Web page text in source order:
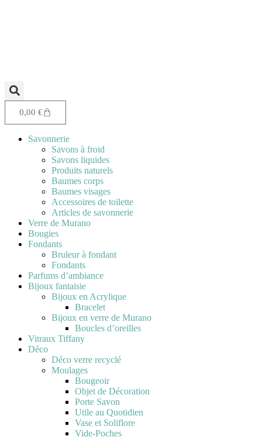
0,00 €
Savonnerie
Savons à froid
Savons liquides
Produits naturels
Baumes corps
Baumes visages
Accessoires de toilette
Articles de savonnerie
Verre de Murano
Bougies
Fondants
Bruleur à fondant
Fondants
Parfums d’ambiance
Bijoux fantaisie
Bijoux en Acrylique
Bracelet
Bijoux en verre de Murano
Boucles d’oreilles
Vitraux Tiffany
Déco
Déco verre recyclé
Moulages
Bougeoir
Objet de Décoration
Porte Savon
Utile au Quotidien
Vase et Soliflore
Vide-Poches